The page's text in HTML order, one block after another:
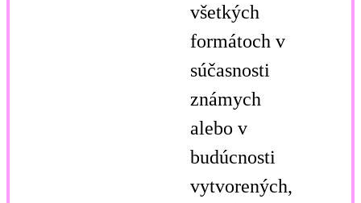
všetkých
formátoch v
súčasnosti
známych
alebo v
budúcnosti
vytvorených,